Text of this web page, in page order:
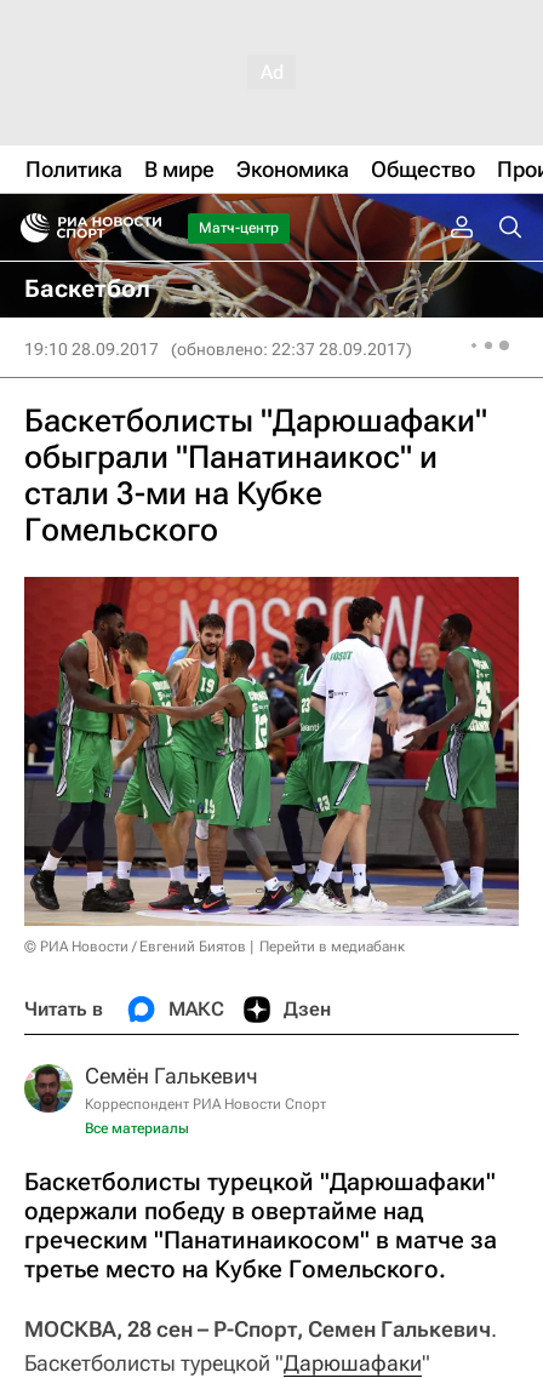
Политика В мире Экономика Общество
Матч-центр
Баскетбол
19:10 28.09.2017 (обновлено: 22:37 28.09.2017)
Баскетболисты "Дарюшафаки"
обыграли "Панатинаикос" и
стали 3-ми на Кубке
Гомельского
© РИА Новости / Евгений Биятов Перейти в медиабанк
Читать в МАКС Дзен
Семён Галькевич
Корреспондент РИА Новости Спорт
Все материалы
Баскетболисты турецкой "Дарюшафаки"
одержали победу в овертайме над
греческим "Панатинаикосом" в матче за
третье место на Кубке Гомельского.
МОСКВА, 28 сен – Р-Спорт, Семен Галькевич.
Баскетболисты турецкой "Дарюшафаки"